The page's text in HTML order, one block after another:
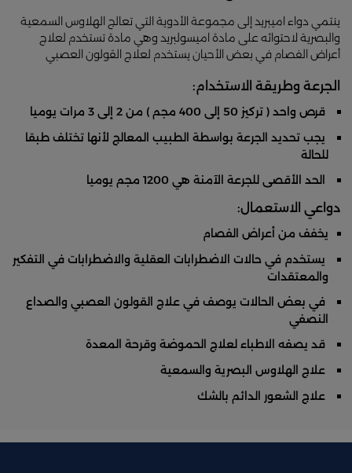
ينتمي دواء اميبريد إلى مجموعة الأدوية التي تعالج الهلاوس السمعية
والبصرية لاحتوائه على مادة اميسولبريد وهي مادة تستخدم لعلاج
أعراض الفصام في بعض الأحيان يستخدم لعلاج القولون العصبي
الجرعة وطريقة الاستخدام:
قرص واحد ( تركيز 50 إلى 400 مجم ) من 2 إلى 3 مرات يوميا
يجب تحديد الجرعة بواسطة الطبيب المعالج لأنها تختلف طبقا
للحالة
الحد الأقصى للجرعة الآمنة هي 1200 مجم يوميا
دواعي الاستعمال:
يخفف من أعراض الفصام
يستخدم في حالات الاضطرابات العقلية والاضطرابات في التفكير
والمعتقدات
في بعض الحالات يوصف في علاج القولون العصبي والصداع
النصفي
قد يصفه الاطباء لعلاج الحموضة وقرحة المعدة
علاج الهلاوس البصرية والسمعية
علاج الشعور الدائم بالشك